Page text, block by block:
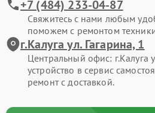
+7 (484) 233-04-87
Свяжитесь с нами любым
поможем с ремонтом
г.Калуга ул. Гагарина, 1
Центральный офис: г.Калуга
устройство в сервис
ремонт с доставкой.